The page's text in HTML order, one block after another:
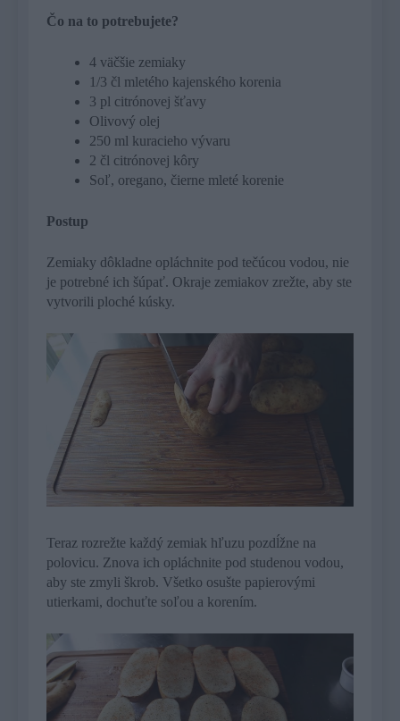
Čo na to potrebujete?
4 väčšie zemiaky
1/3 čl mletého kajenského korenia
3 pl citrónovej šťavy
Olivový olej
250 ml kuracieho vývaru
2 čl citrónovej kôry
Soľ, oregano, čierne mleté korenie
Postup
Zemiaky dôkladne opláchnite pod tečúcou vodou, nie
je potrebné ich šúpať. Okraje zemiakov zrežte, aby ste
vytvorili ploché kúsky.
Teraz rozrežte každý zemiak hľuzu pozdĺžne na
polovicu. Znova ich opláchnite pod studenou vodou,
aby ste zmyli škrob. Všetko osušte papierovými
utierkami, dochuťte soľou a korením.